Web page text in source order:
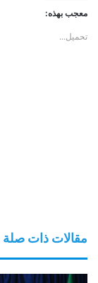
معجب بهذه:
تحميل...
مقالات ذات صلة